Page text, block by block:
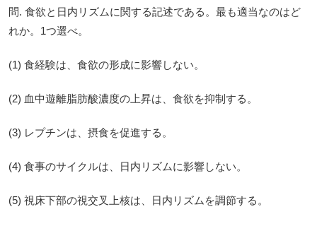
問. 食欲と日内リズムに関する記述である。最も適当なのはど
れか。1つ選べ。
(1) 食経験は、食欲の形成に影響しない。
(2) 血中遊離脂肪酸濃度の上昇は、食欲を抑制する。
(3) レプチンは、摂食を促進する。
(4) 食事のサイクルは、日内リズムに影響しない。
(5) 視床下部の視交叉上核は、日内リズムを調節する。